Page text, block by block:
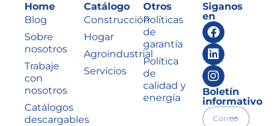
Home
Blog
Sobre
nosotros
Trabaje
con
nosotros
Catálogos
descargables
Catálogo
Construcción
Hogar
Agroindustrial
Servicios
Otros
Políticas
de
garantía
Política
de
calidad y
energía
Siganos
en
Boletín
informativo